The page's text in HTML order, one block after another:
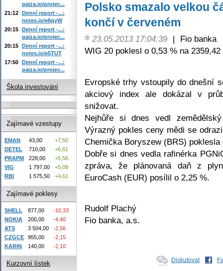
Polsko smazalo velkou
končí v červeném
23.05.2013 17:04:39 |
Fio banka
WIG 20 poklesl o 0,53 % na 2359,42
Evropské trhy vstoupily do dnešní
akciový index ale dokázal v
snižovat.
Nejhůře si dnes vedl
Výrazný pokles ceny mědi se
Chemička Boryszew (BRS) poklesla
Dobře si dnes vedla rafinérka
zpráva, že plánovaná daň z
EuroCash (EUR) posílil o 2,25 %.
Rudolf Plachý
Fio banka, a.s.
Diskutovat
paiza.io/projec...
21:12 Denní report -...:
notes.io/e6qyW
20:15 Denní report -...:
paiza.io/projec...
20:15 Denní report -...:
notes.io/e5TUT
17:50 Denní report -...:
paiza.io/projec...
Škola investování
Zajímavé vzestupy
EMAN 43,00
+7,50
DETEL
710,00
+6,61
PRAPM
228,00
+5,56
VIG
1 797,00
+5,09
RBI
1 575,50 +4,61
Zajímavé poklesy
SHELL 877,00
-10,33
NOKIA
200,00
-4,40
ATS
3 504,00
-2,56
CZGCE
955,00
-2,15
KARIN
140,00 -2,10
Kurzovní lístek